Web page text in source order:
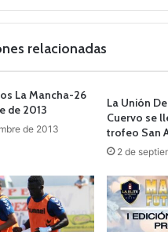
we
relacionadas
La Mancha-26
de 2013
de 2013
La Unión
Cuervo se
trofeo San
2 de